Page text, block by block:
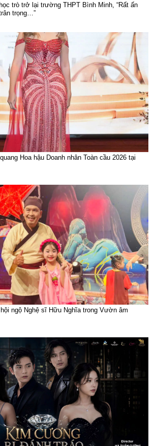
trò trở lại trường THPT Bình Minh, “Rất ấn
trọng…”
Hoa hậu Doanh nhân Toàn cầu 2026 tại
ngộ Nghệ sĩ Hữu Nghĩa trong Vườn âm